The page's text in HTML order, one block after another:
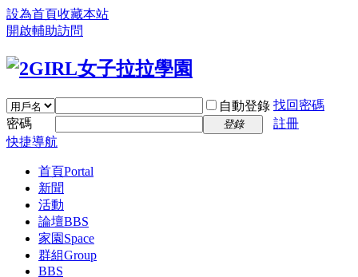
設為首頁收藏本站
開啟輔助訪問
自動登錄 找回密碼
密碼
登錄
註冊
快捷導航
首頁Portal
新聞
活動
論壇BBS
家園 Space
群組Group
BBS